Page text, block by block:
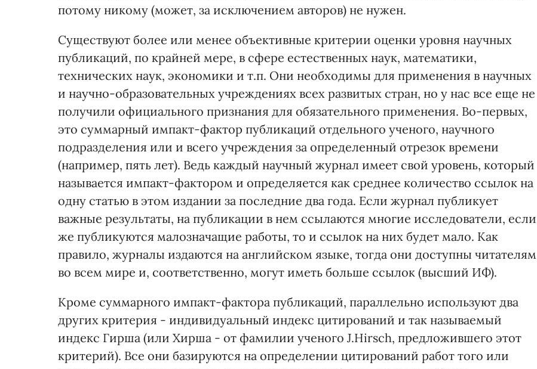
потому никому (может, за исключением авторов) не нужен.
Существуют более или менее объективные критерии оценки уровня научных
публикаций, по крайней мере, в сфере естественных наук, математики,
технических наук, экономики и т.п. Они необходимы для применения в научных
и научно-образовательных учреждениях всех развитых стран, но у нас все еще не
получили официального признания для обязательного применения. Во-первых,
это суммарный импакт-фактор публикаций отдельного ученого, научного
подразделения или и всего учреждения за определенный отрезок времени
(например, пять лет). Ведь каждый научный журнал имеет свой уровень, который
называется импакт-фактором и определяется как среднее количество ссылок на
одну статью в этом издании за последние два года. Если журнал публикует
важные результаты, на публикации в нем ссылаются многие исследователи, если
же публикуются малозначащие работы, то и ссылок на них будет мало. Как
правило, журналы издаются на английском языке, тогда они доступны читателям
во всем мире и, соответственно, могут иметь больше ссылок (высший ИФ).
Кроме суммарного импакт-фактора публикаций, параллельно используют два
других критерия - индивидуальный индекс цитирований и так называемый
индекс Гирша (или Хирша - от фамилии ученого J.Hirsch, предложившего этот
критерий). Все они базируются на определении цитирований работ того или